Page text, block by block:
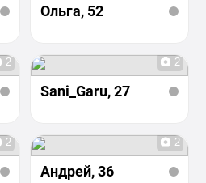
Ольга, 52
2 2
Sani_Garu, 27
2 2
Андрей, 36